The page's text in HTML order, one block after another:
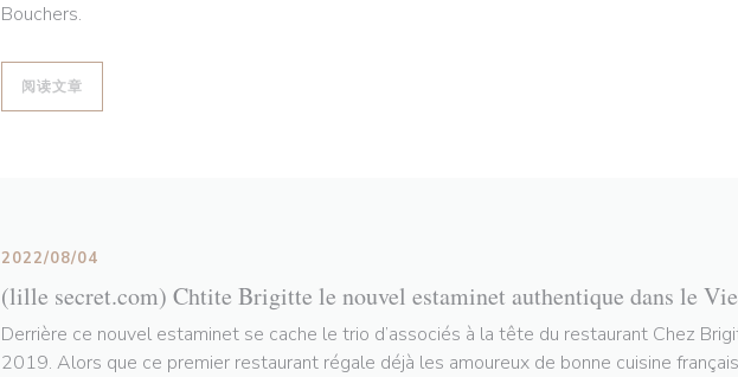
Bouchers.
阅读文章((在新窗口中打开))
(lille secret.com) Chtite Brigitte le nouvel estaminet authentique dans le
2022/08/04
Derrière ce nouvel estaminet se cache le trio d’associés à la tête du restaurant Chez
2019. Alors que ce premier restaurant régale déjà les amoureux de bonne cuisine